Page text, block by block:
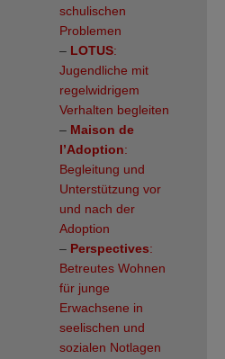
schulischen
Problemen
– LOTUS:
Jugendliche mit
regelwidrigem
Verhalten begleiten
– Maison de
l’Adoption:
Begleitung und
Unterstützung vor
und nach der
Adoption
– Perspectives:
Betreutes Wohnen
für junge
Erwachsene in
seelischen und
sozialen Notlagen